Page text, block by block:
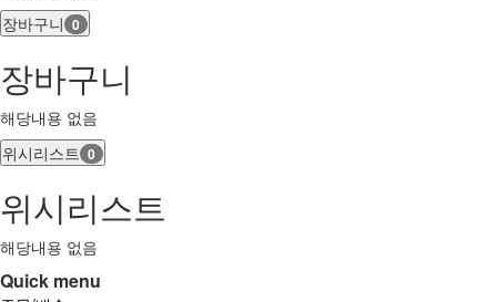
장바구니 0
장바구니
해당내용 없음
위시리스트 0
위시리스트
해당내용 없음
Quick menu